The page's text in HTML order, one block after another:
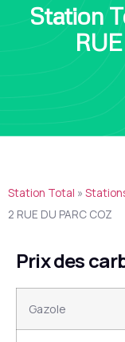
Station
Station Total »
2 RUE DU PARC COZ
Prix des
Gazole